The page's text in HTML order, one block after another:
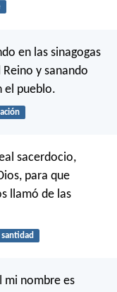
en las sinagogas
y sanando
el pueblo.
sacerdocio,
para que
llamó de las
santidad
mi nombre es